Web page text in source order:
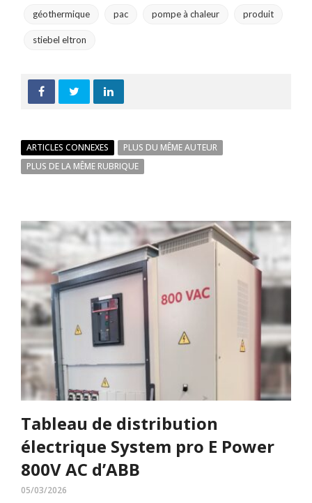
géothermique pac pompe à chaleur produit
stiebel eltron
ARTICLES CONNEXES
PLUS DU MÊME AUTEUR
PLUS DE LA MÊME RUBRIQUE
Tableau de distribution
électrique System pro E Power
800V AC d’ABB
05/03/2026